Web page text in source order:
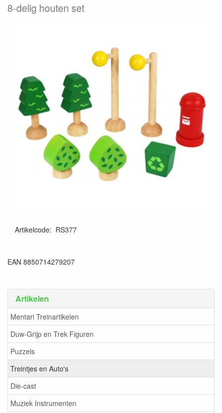
Artikelen
Mentari Treinartikelen
Duw-Grijp en Trek Figuren
Puzzels
Treintjes en Auto's
Die-cast
Muziek Instrumenten
8-delig houten set
Artikelcode: RS377
EAN 8850714279207